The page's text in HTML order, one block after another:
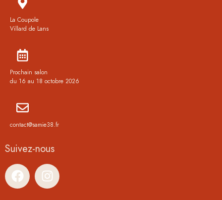
La Coupole
Villard de Lans
Prochain salon
du 16 au 18 octobre 2026
contact@samie38.fr
Suivez-nous